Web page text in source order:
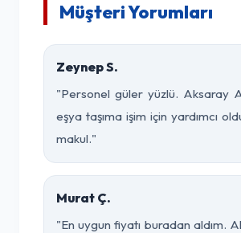
Müşteri Yorumları
Zeynep S.
"Personel güler yüzlü. Aksaray
eşya taşıma işim için yardımcı
makul."
Murat Ç.
"En uygun fiyatı buradan aldım.